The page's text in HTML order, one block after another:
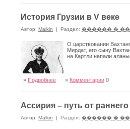
История Грузии в V веке
Автор: Malkin | Раздел: ������ �
О царствовании
Мирдат, его сыну
на Картли напали
» Подробнее » Комментарии 0
Ассирия – путь от
Автор: Malkin | Раздел: ������ �